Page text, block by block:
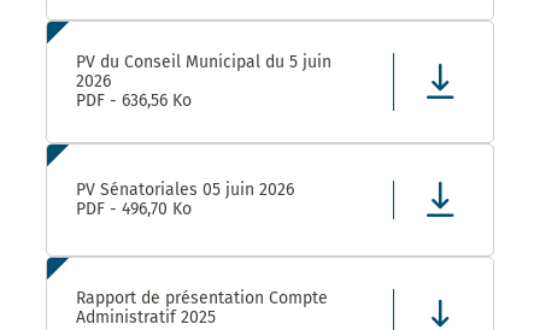
PV du Conseil Municipal du 5 juin
2026
PDF - 636,56 Ko
PV Sénatoriales 05 juin 2026
PDF - 496,70 Ko
Rapport de présentation Compte
Administratif 2025